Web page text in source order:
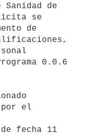
de
se
de
0.0.6
por el
fecha 11